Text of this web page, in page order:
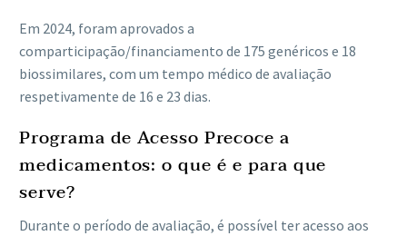
Em 2024, foram aprovados a
comparticipação/financiamento de 175 genéricos e 18
biossimilares, com um tempo médico de avaliação
respetivamente de 16 e 23 dias.
Programa de Acesso Precoce a
medicamentos: o que é e para que
serve?
Durante o período de avaliação, é possível ter acesso aos